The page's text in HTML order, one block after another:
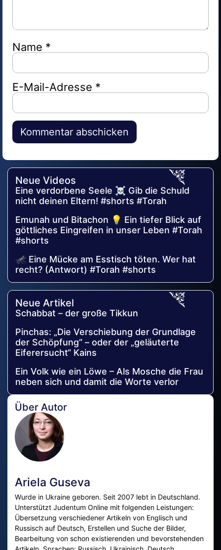
Name *
E-Mail-Adresse *
Alternative:
Neue Videos
Eine verdorbene Seele ☠️ Gib die Schuld
nicht deinen Eltern! #shorts #Torah
Emunah und Bitachon 💡 Ein tiefer Blick auf
göttliches Eingreifen in unser Leben #Torah
#shorts
🦟 Eine Mücke am Esstisch töten. Wer hat
recht? (Antwort) #Torah #shorts
Neue Artikel
Schabbat – der große Tikkun
Pinchas: „Die Verschiebung der Grundlage
der Schöpfung“ – oder der „geläuterte
Eiferersucht“ Kains
Ein Volk wie ein Löwe – Als Mosche die Frau
neben sich und damit die Worte verlor
Über Autor
Ariela Guseva
Wurde in Ukraine geboren. Seit 2007 lebt in Deutschland.
Unterstützt Judentum Online mit folgenden Leistungen:
Übersetzung verschiedener Artikeln von Englisch und
Russisch auf Deutsch, Erstellen und Suche der Bilder,
Bearbeitung von schon existierenden und bevorstehenden